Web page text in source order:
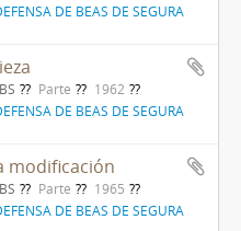
DE BEAS DE SEGURA
Parte
1962
DE BEAS DE SEGURA
modificación
Parte
1965
DE BEAS DE SEGURA